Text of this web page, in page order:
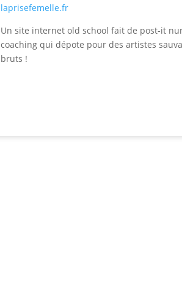
laprisefemelle.fr
Un site internet old school fait de post-it
coaching qui dépote pour des artistes
bruts !